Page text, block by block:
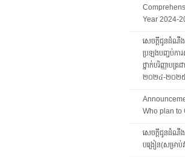
Year 2024-
សេចក្តីជូនដំណឹង
ប្រឡងបញ្ចប់ការសិ
ថ្នាក់បរិញ្ញាបត្
២០២៤-២០២៥
Who plan to
សេចក្តីជូនដំណឹងស្
បង្រៀន(សម្រា